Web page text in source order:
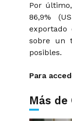
Por
86,9%
sobre un
posibles.
Para
Más de